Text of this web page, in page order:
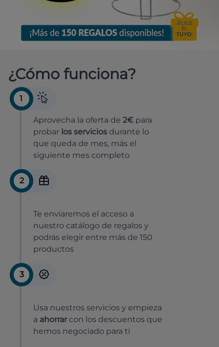
¿Cómo funciona?
1
Aprovecha la oferta de 2€ para
probar los servicios durante lo
que queda de mes, más el
siguiente mes completo
2
Te enviaremos el acceso a
nuestro catálogo de regalos y
podrás elegir entre más de 150
productos
3
Usa nuestros servicios y empieza
a ahorrar con los descuentos que
hemos negociado para ti